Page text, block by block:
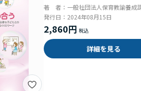
著 者： 一般社団法人保育教諭養
発行日： 2024年08月15日
2,860円
詳細を見る